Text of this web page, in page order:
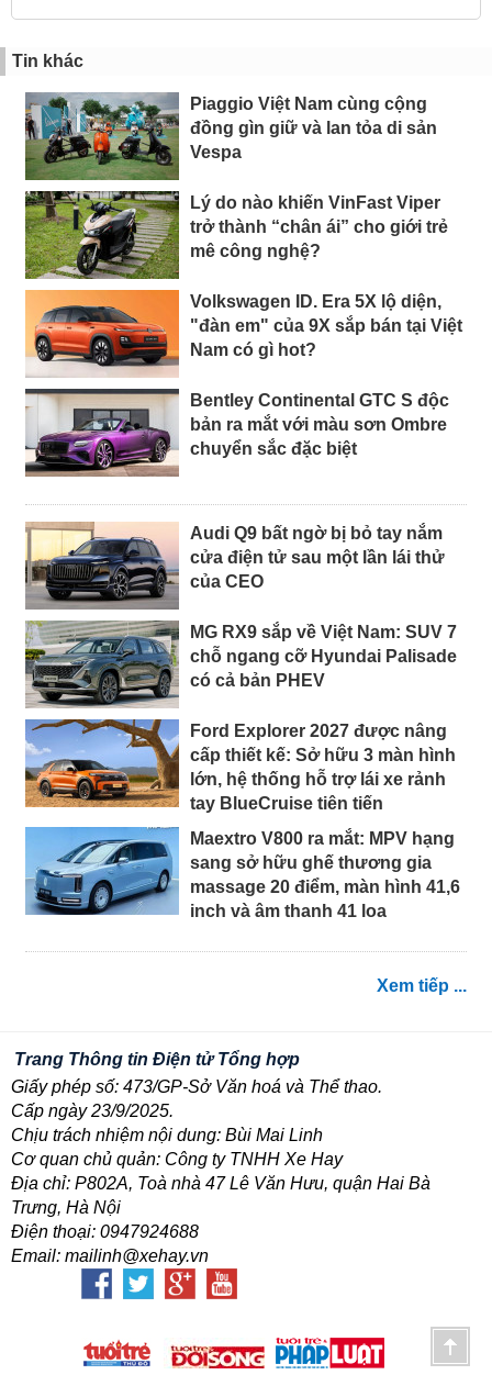
Tin khác
Piaggio Việt Nam cùng cộng
đồng gìn giữ và lan tỏa di sản
Vespa
Lý do nào khiến VinFast Viper
trở thành “chân ái” cho giới trẻ
mê công nghệ?
Volkswagen ID. Era 5X lộ diện,
"đàn em" của 9X sắp bán tại Việt
Nam có gì hot?
Bentley Continental GTC S độc
bản ra mắt với màu sơn Ombre
chuyển sắc đặc biệt
Audi Q9 bất ngờ bị bỏ tay nắm
cửa điện tử sau một lần lái thử
của CEO
MG RX9 sắp về Việt Nam: SUV 7
chỗ ngang cỡ Hyundai Palisade
có cả bản PHEV
Ford Explorer 2027 được nâng
cấp thiết kế: Sở hữu 3 màn hình
lớn, hệ thống hỗ trợ lái xe rảnh
tay BlueCruise tiên tiến
Maextro V800 ra mắt: MPV hạng
sang sở hữu ghế thương gia
massage 20 điểm, màn hình 41,6
inch và âm thanh 41 loa
Xem tiếp ...
Trang Thông tin Điện tử Tổng hợp
Giấy phép số: 473/GP-Sở Văn hoá và Thể thao.
Cấp ngày 23/9/2025.
Chịu trách nhiệm nội dung: Bùi Mai Linh
Cơ quan chủ quản: Công ty TNHH Xe Hay
Địa chỉ: P802A, Toà nhà 47 Lê Văn Hưu, quận Hai Bà
Trưng, Hà Nội
Điện thoại: 0947924688
Email: mailinh@xehay.vn